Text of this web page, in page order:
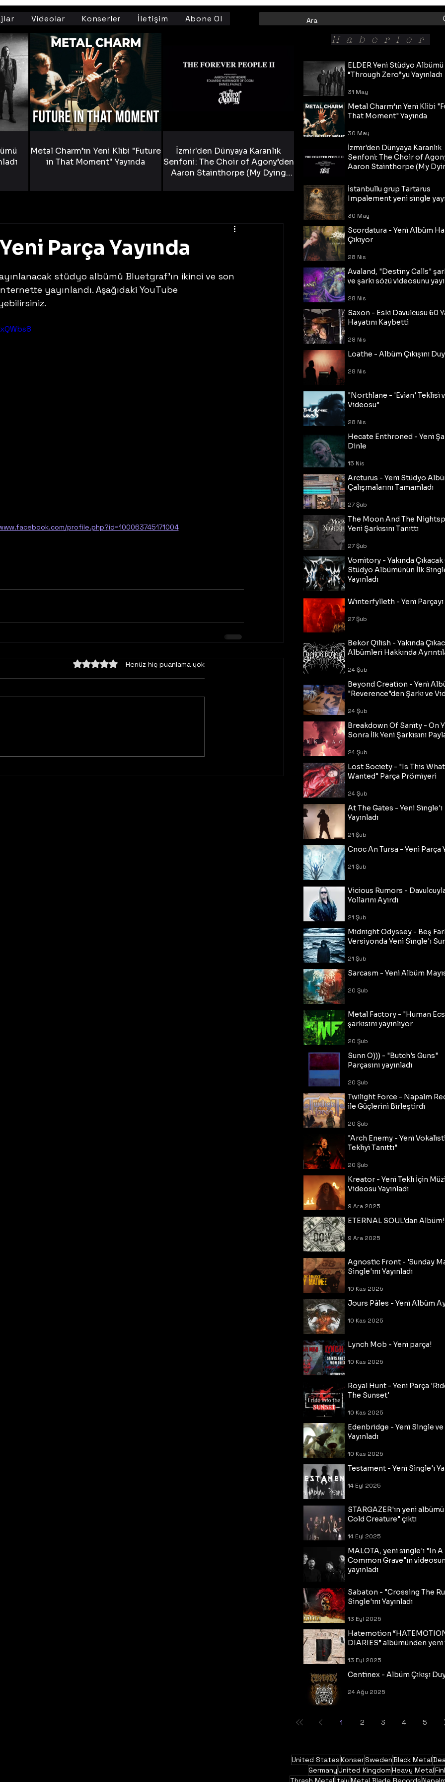
Videolar Konserler İletişim Abone Ol
Parça Yayında
stüdyo albümü Bluetgraf'ın ikinci ve son
yayınlandı. Aşağıdaki YouTube
profile.php?id=100063745171004
5 üzerinden 0 yıldızHenüz hiç puanlama yok
Metal Charm’ın Yeni Klibi "Future
in That Moment" Yayında
İzmir'den Dünyaya Karanlık
Senfoni: The Choir of Agony’den
Aaron Stainthorpe (My Dying
ELDER Yeni Stüdyo Albümü
“Through Zero”yu Yayınladı
31 May
Metal Charm’ın Yeni Klibi
That Moment" Yayında
30 May
İzmir'den Dünyaya Karanlık
Senfoni: The Choir of
Aaron Stainthorpe (My
Tekli!
30 May
İstanbullu grup Tartarus
Impalement yeni single
30 May
Scordatura - Yeni Albüm
Çıkıyor
28 Nis
Avaland, "Destiny Calls"
ve şarkı sözü videosunu
28 Nis
Saxon - Eski Davulcusu 60
Hayatını Kaybetti
28 Nis
Loathe - Albüm Çıkışını
28 Nis
"Northlane - 'Evian' Teklisi
Videosu"
28 Nis
Hecate Enthroned - Yeni
Dinle
15 Nis
Arcturus - Yeni Stüdyo
Çalışmalarını Tamamladı
27 Şub
The Moon And The
Yeni Şarkısını Tanıttı
27 Şub
Vomitory - Yakında
Stüdyo Albümünün İlk
Yayınladı
Winterfylleth - Yeni Parçayı
27 Şub
Bekor Qilish - Yakında
Albümleri Hakkında
24 Şub
Beyond Creation - Yeni
"Reverence"den Şarkı ve
24 Şub
Breakdown Of Sanity - On
Sonra İlk Yeni Şarkısını
24 Şub
Lost Society - "Is This
Wanted" Parça Prömiyeri
24 Şub
At The Gates - Yeni Single'ı
Yayınladı
21 Şub
Cnoc An Tursa - Yeni Parça
21 Şub
Vicious Rumors -
Yollarını Ayırdı
21 Şub
Midnight Odyssey - Beş
Versiyonda Yeni Single'ı
21 Şub
Sarcasm - Yeni Albüm
20 Şub
Metal Factory - "Human
şarkısını yayınlıyor
20 Şub
Sunn O))) - "Butch's Guns"
Parçasını yayınladı
20 Şub
Twilight Force - Napalm
ile Güçlerini Birleştirdi
20 Şub
"Arch Enemy - Yeni
Tekliyi Tanıttı"
20 Şub
Kreator - Yeni Tekli İçin
Videosu Yayınladı
9 Ara 2025
ETERNAL SOUL'dan Albüm!
9 Ara 2025
Agnostic Front - 'Sunday
Single'ını Yayınladı
10 Kas 2025
Jours Pâles - Yeni Albüm
10 Kas 2025
Lynch Mob - Yeni parça!
10 Kas 2025
Royal Hunt - Yeni Parça
The Sunset'
10 Kas 2025
Edenbridge - Yeni Single
Yayınladı
10 Kas 2025
Testament - Yeni Single'ı
14 Eyl 2025
STARGAZER'ın yeni
Cold Creature" çıktı
14 Eyl 2025
MALOTA, yeni single'ı "In A
Common Grave"ın
yayınladı
Sabaton - "Crossing The
Single'ını Yayınladı
13 Eyl 2025
Hatemotion
DIARIES” albümünden
13 Eyl 2025
Centinex - Albüm Çıkışı
24 Ağu 2025
1 2 3 4 5
United StatesKonserSwedenBlack Metal
GermanyUnited KingdomHeavy Metal
Haberler